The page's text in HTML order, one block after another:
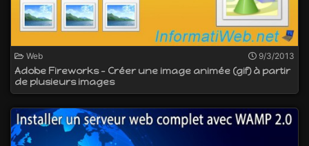
Web 9/3/2013
Adobe Fireworks - Créer une image animée (gif) à partir
de plusieurs images